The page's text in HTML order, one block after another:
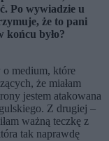
Po wywiadzie u
że to pani
końcu było?
o medium, które
że miałam
jestem atakowana
Z drugiej –
ważną teczkę z
tak naprawdę